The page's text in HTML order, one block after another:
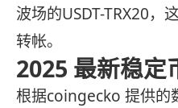
波场的USDT-TRX20，
转帐。
2025 最新稳定
根据coingecko 提供的